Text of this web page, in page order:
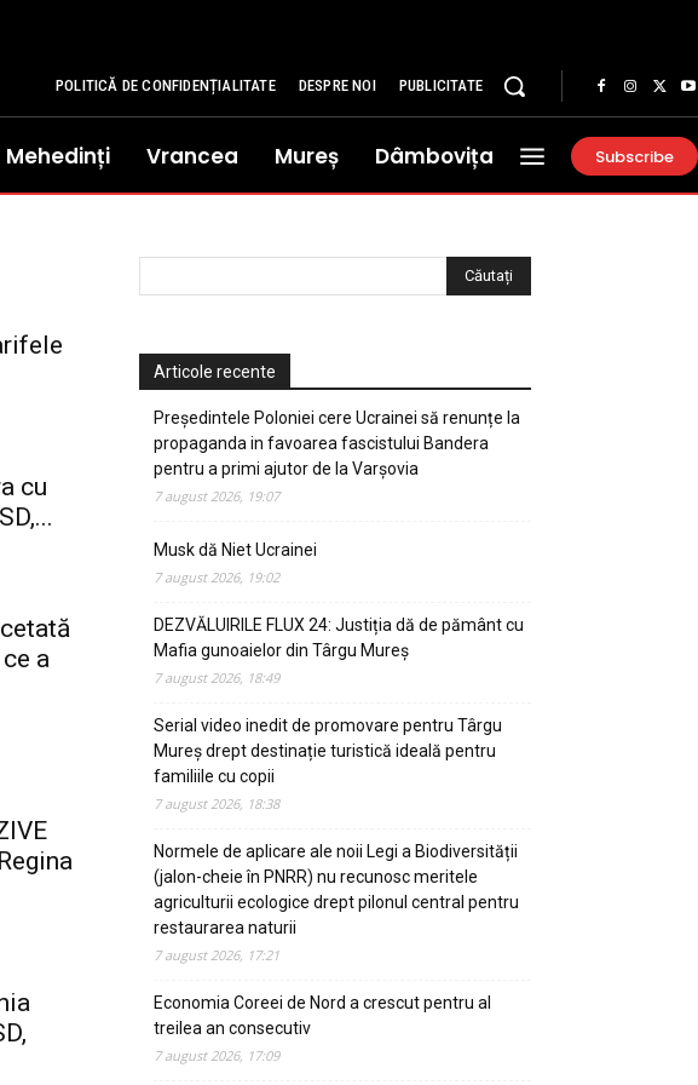
POLITICĂ DE CONFIDENȚIALITATE DESPRE NOI PUBLICITATE
Mehedinți Vrancea Mureș Dâmbovița Subscribe
cu
a
Articole recente
Președintele Poloniei cere Ucrainei să renunțe la
propaganda in favoarea fascistului Bandera
pentru a primi ajutor de la Varșovia
7 august 2026, 19:07
Musk dă Niet Ucrainei
7 august 2026, 19:02
DEZVĂLUIRILE FLUX 24: Justiția dă de pământ cu
Mafia gunoaielor din Târgu Mureș
7 august 2026, 18:49
Serial video inedit de promovare pentru Târgu
Mureș drept destinație turistică ideală pentru
familiile cu copii
7 august 2026, 18:38
Normele de aplicare ale noii Legi a Biodiversității
(jalon-cheie în PNRR) nu recunosc meritele
agriculturii ecologice drept pilonul central pentru
restaurarea naturii
7 august 2026, 17:21
Economia Coreei de Nord a crescut pentru al
treilea an consecutiv
7 august 2026, 17:09